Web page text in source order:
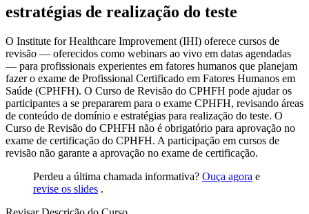
estratégias de realização do teste
O Institute for Healthcare Improvement (IHI) oferece cursos de
revisão — oferecidos como webinars ao vivo em datas agendadas
— para profissionais experientes em fatores humanos que planejam
fazer o exame de Profissional Certificado em Fatores Humanos em
Saúde (CPHFH). O Curso de Revisão do CPHFH pode ajudar os
participantes a se prepararem para o exame CPHFH, revisando áreas
de conteúdo de domínio e estratégias para realização do teste. O
Curso de Revisão do CPHFH não é obrigatório para aprovação no
exame de certificação do CPHFH. A participação em cursos de
revisão não garante a aprovação no exame de certificação.
Perdeu a última chamada informativa? Ouça agora e
revise os slides .